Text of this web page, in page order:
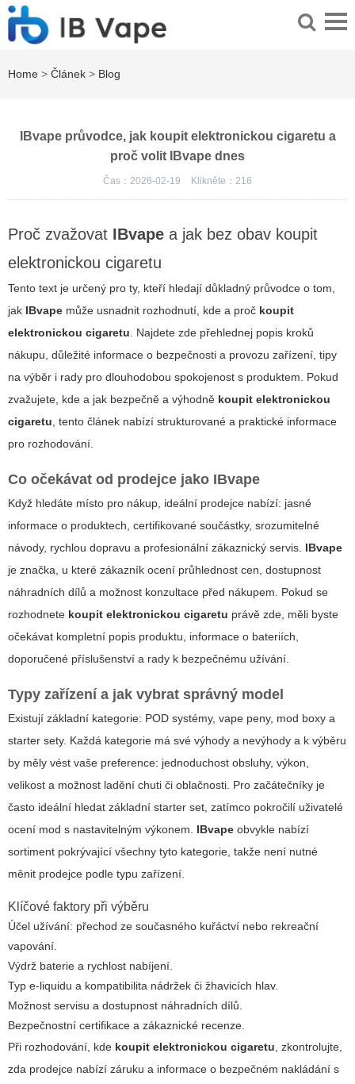
Home > Článek > Blog
IBvape průvodce, jak koupit elektronickou cigaretu a
proč volit IBvape dnes
Čas：2026-02-19 Klikněte： 216
Proč zvažovat IBvape a jak bez obav koupit
elektronickou cigaretu
Tento text je určený pro ty, kteří hledají důkladný průvodce o tom,
jak IBvape může usnadnit rozhodnutí, kde a proč koupit
elektronickou cigaretu. Najdete zde přehlednej popis kroků
nákupu, důležité informace o bezpečnosti a provozu zařízení, tipy
na výběr i rady pro dlouhodobou spokojenost s produktem. Pokud
zvažujete, kde a jak bezpečně a výhodně koupit elektronickou
cigaretu, tento článek nabízí strukturované a praktické informace
pro rozhodování.
Co očekávat od prodejce jako IBvape
Když hledáte místo pro nákup, ideální prodejce nabízí: jasné
informace o produktech, certifikované součástky, srozumitelné
návody, rychlou dopravu a profesionální zákaznický servis. IBvape
je značka, u které zákazník ocení průhlednost cen, dostupnost
náhradních dílů a možnost konzultace před nákupem. Pokud se
rozhodnete koupit elektronickou cigaretu právě zde, měli byste
očekávat kompletní popis produktu, informace o bateriích,
doporučené příslušenství a rady k bezpečnému užívání.
Typy zařízení a jak vybrat správný model
Existují základní kategorie: POD systémy, vape peny, mod boxy a
starter sety. Každá kategorie má své výhody a nevýhody a k výběru
by měly vést vaše preference: jednoduchost obsluhy, výkon,
velikost a možnost ladění chuti či oblačnosti. Pro začátečníky je
často ideální hledat základní starter set, zatímco pokročilí uživatelé
ocení mod s nastavitelným výkonem. IBvape obvykle nabízí
sortiment pokrývající všechny tyto kategorie, takže není nutné
měnit prodejce podle typu zařízení.
Klíčové faktory při výběru
Účel užívání: přechod ze současného kuřáctví nebo rekreační
vapování.
Výdrž baterie a rychlost nabíjení.
Typ e-liquidu a kompatibilita nádržek či žhavicích hlav.
Možnost servisu a dostupnost náhradních dílů.
Bezpečnostní certifikace a zákaznické recenze.
Při rozhodování, kde koupit elektronickou cigaretu, zkontrolujte,
zda prodejce nabízí záruku a informace o bezpečném nakládání s